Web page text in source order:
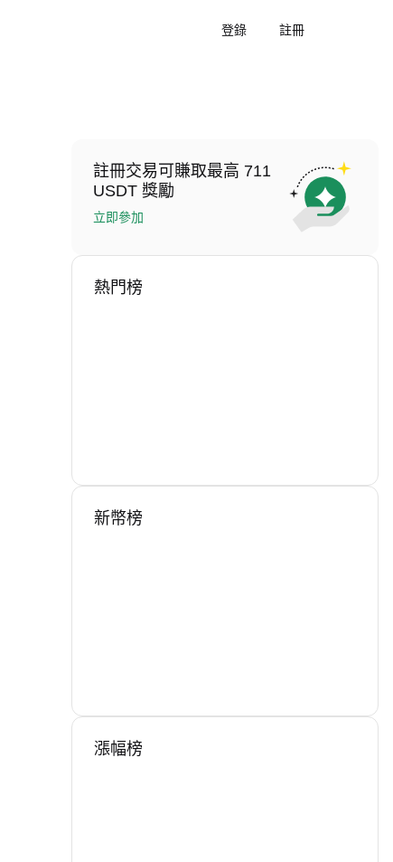
登錄 註冊
註冊交易可賺取最高 711
USDT 獎勵
立即參加
熱門榜
新幣榜
漲幅榜